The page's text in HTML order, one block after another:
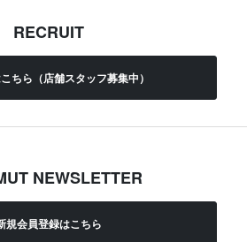
RECRUIT
ちら（店舗スタッフ募集中）
NEWSLETTER
規会員登録はこちら